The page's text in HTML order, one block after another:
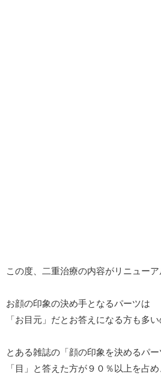
この度、二重治療の内容がリニュー
お顔の印象の決め手となるパーツは
「お目元」だとお答えになる方も多
とある雑誌の「顔の印象を決めるパ
「目」と答えた方が９０％以上を占